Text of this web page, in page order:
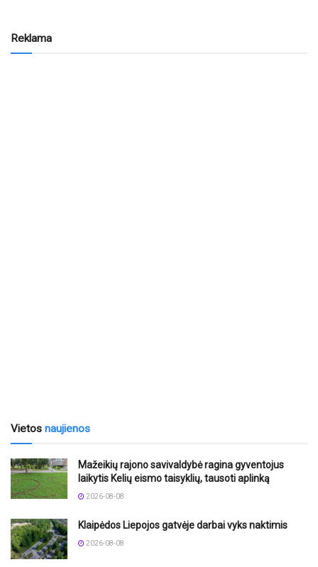
Reklama
Vietos naujienos
Mažeikių rajono savivaldybė ragina gyventojus
laikytis Kelių eismo taisyklių, tausoti aplinką
2026-08-08
Klaipėdos Liepojos gatvėje darbai vyks naktimis
2026-08-08